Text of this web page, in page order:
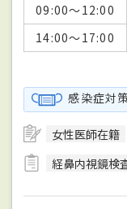
09:00～12:00
14:00～17:00
感染症対
女性医師在籍
経鼻内視鏡検